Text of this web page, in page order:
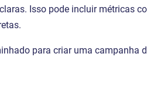
Isso pode incluir métricas
para criar uma campanha